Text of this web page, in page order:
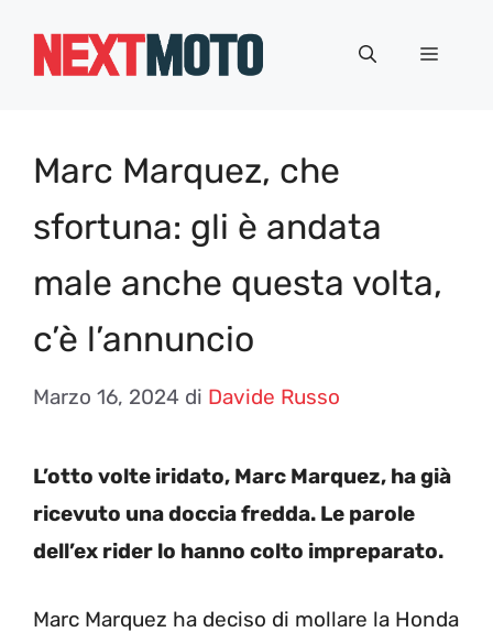
Menu
Marc Marquez, che
sfortuna: gli è andata
male anche questa volta,
c’è l’annuncio
Marzo 16, 2024 di Davide Russo
L’otto volte iridato, Marc Marquez, ha già
ricevuto una doccia fredda. Le parole
dell’ex rider lo hanno colto impreparato.
Marc Marquez ha deciso di mollare la Honda